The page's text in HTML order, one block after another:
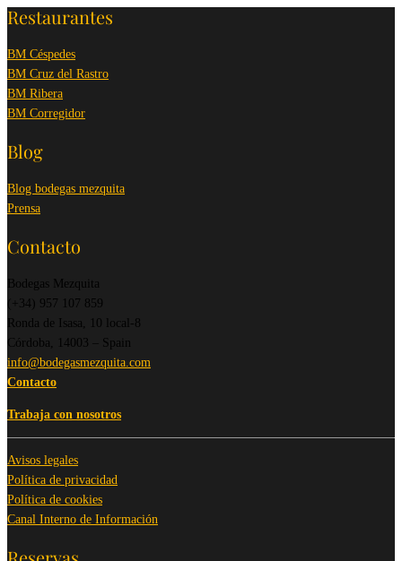
Restaurantes
BM Céspedes
BM Cruz del Rastro
BM Ribera
BM Corregidor
Blog
Blog bodegas mezquita
Prensa
Contacto
Bodegas Mezquita
(+34) 957 107 859
Ronda de Isasa, 10 local-8
Córdoba, 14003 – Spain
info@bodegasmezquita.com
Contacto
Trabaja con nosotros
Avisos legales
Política de privacidad
Política de cookies
Canal Interno de Información